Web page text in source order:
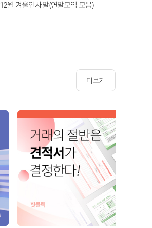
12월 겨울인사말(연말모임 모음)
더보기